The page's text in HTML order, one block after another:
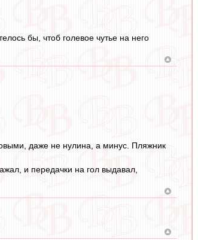
бы, чтоб голевое чутье на него
даже не нулина, а минус. Пляжник
и передачки на гол выдавал,